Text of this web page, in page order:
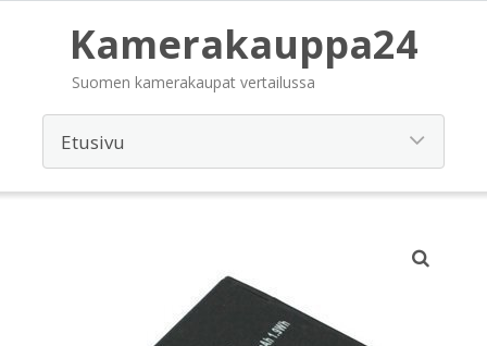
Kamerakauppa24
Suomen kamerakaupat vertailussa